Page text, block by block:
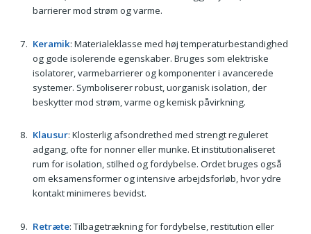
barrierer mod strøm og varme.
Keramik: Materialeklasse med høj temperaturbestandighed
og gode isolerende egenskaber. Bruges som elektriske
isolatorer, varmebarrierer og komponenter i avancerede
systemer. Symboliserer robust, uorganisk isolation, der
beskytter mod strøm, varme og kemisk påvirkning.
Klausur: Klosterlig afsondrethed med strengt reguleret
adgang, ofte for nonner eller munke. Et institutionaliseret
rum for isolation, stilhed og fordybelse. Ordet bruges også
om eksamensformer og intensive arbejdsforløb, hvor ydre
kontakt minimeres bevidst.
Retræte: Tilbagetrækning for fordybelse, restitution eller